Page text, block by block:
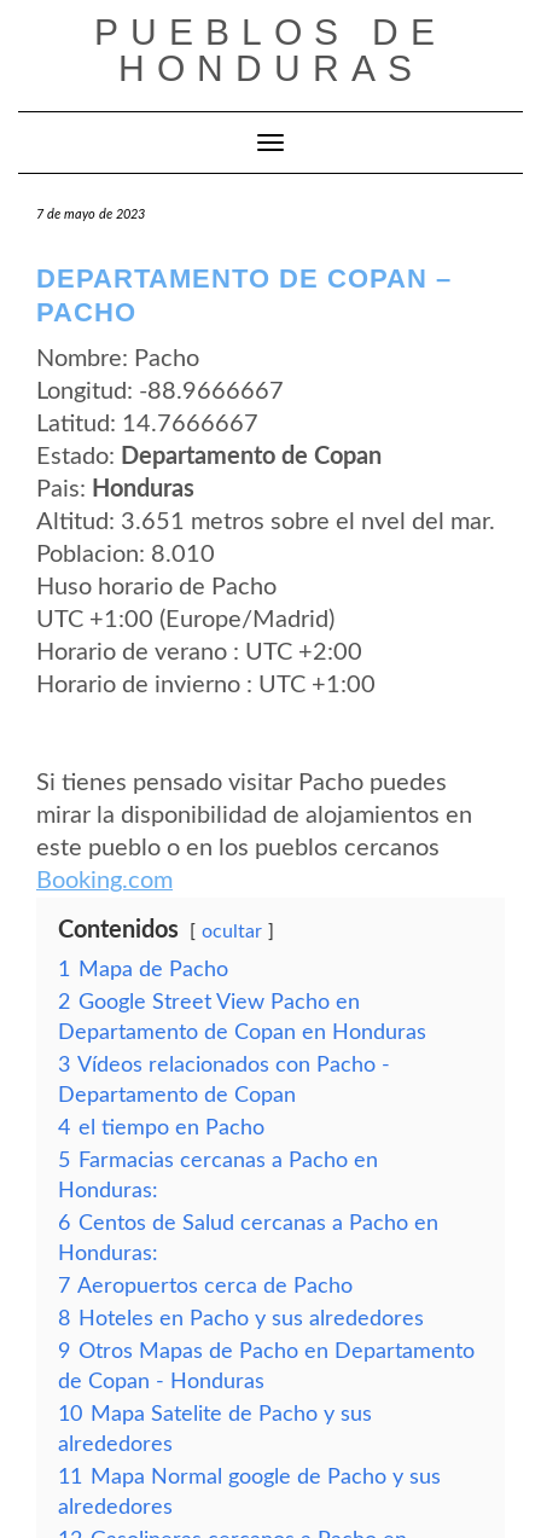
PUEBLOS DE
HONDURAS
Cambiar modo de navegación
7 de mayo de 2023
DEPARTAMENTO DE COPAN –
PACHO
Nombre: Pacho
Longitud: -88.9666667
Latitud: 14.7666667
Estado: Departamento de Copan
Pais: Honduras
Altitud: 3.651 metros sobre el nvel del mar.
Poblacion: 8.010
Huso horario de Pacho
UTC +1:00 (Europe/Madrid)
Horario de verano : UTC +2:00
Horario de invierno : UTC +1:00
Si tienes pensado visitar Pacho puedes
mirar la disponibilidad de alojamientos en
este pueblo o en los pueblos cercanos
Booking.com
Contenidos ocultar
1
Mapa de Pacho
2 Google Street View Pacho en
Departamento de Copan en Honduras
3 Vídeos relacionados con Pacho -
Departamento de Copan
4 el tiempo en Pacho
5 Farmacias cercanas a Pacho en
Honduras:
6 Centos de Salud cercanas a Pacho en
Honduras:
7 Aeropuertos cerca de Pacho
8 Hoteles en Pacho y sus alrededores
9 Otros Mapas de Pacho en Departamento
de Copan - Honduras
10 Mapa Satelite de Pacho y sus
alrededores
11
Mapa Normal google de Pacho y sus
alrededores